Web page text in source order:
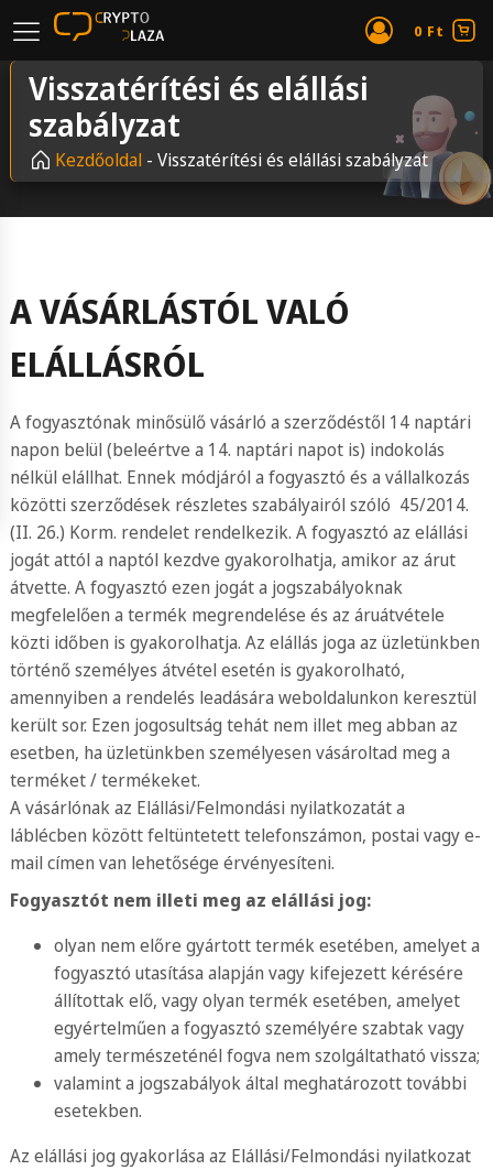
0 Ft
Visszatérítési és elállási
szabályzat
Kezdőoldal- Visszatérítési és elállási szabályzat
A VÁSÁRLÁSTÓL VALÓ
ELÁLLÁSRÓL
A fogyasztónak minősülő vásárló a szerződéstől 14 naptári
napon belül (beleértve a 14. naptári napot is) indokolás
nélkül elállhat. Ennek módjáról a fogyasztó és a vállalkozás
közötti szerződések részletes szabályairól szóló 45/2014.
(II. 26.) Korm. rendelet rendelkezik. A fogyasztó az elállási
jogát attól a naptól kezdve gyakorolhatja, amikor az árut
átvette. A fogyasztó ezen jogát a jogszabályoknak
megfelelően a termék megrendelése és az áruátvétele
közti időben is gyakorolhatja. Az elállás joga az üzletünkben
történő személyes átvétel esetén is gyakorolható,
amennyiben a rendelés leadására weboldalunkon keresztül
került sor. Ezen jogosultság tehát nem illet meg abban az
esetben, ha üzletünkben személyesen vásároltad meg a
terméket / termékeket.
A vásárlónak az Elállási/Felmondási nyilatkozatát a
láblécben között feltüntetett telefonszámon, postai vagy e-
mail címen van lehetősége érvényesíteni.
Fogyasztót nem illeti meg az elállási jog:
olyan nem előre gyártott termék esetében, amelyet a
fogyasztó utasítása alapján vagy kifejezett kérésére
állítottak elő, vagy olyan termék esetében, amelyet
egyértelműen a fogyasztó személyére szabtak vagy
amely természeténél fogva nem szolgáltatható vissza;
valamint a jogszabályok által meghatározott további
esetekben.
Az elállási jog gyakorlása az Elállási/Felmondási nyilatkozat